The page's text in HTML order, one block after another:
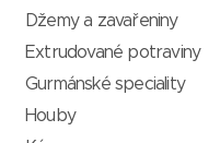
Džemy a zavařeniny
Extrudované potraviny
Gurmánské speciality
Houby